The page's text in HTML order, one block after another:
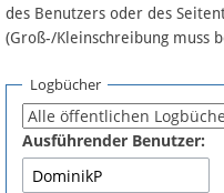
FAQ
Fördermitglied werden
Fehler melden
des Benutzers oder des
(Groß-/Kleinschreibung muss
Logbücher
Ausführender Benutzer: